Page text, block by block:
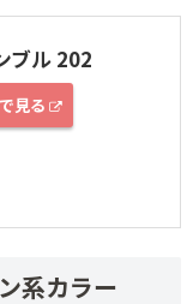
ブル 202
見る
系カラー